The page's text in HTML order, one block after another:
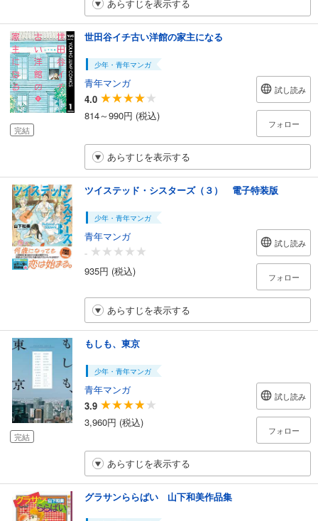
あらすじを表示する
完結
世田谷イチ古い洋館の家主になる
少年・青年マンガ
青年マンガ
4.0
814～990円 (税込)
試し読み
フォロー
あらすじを表示する
ツイステッド・シスターズ（３） 電子特装版
少年・青年マンガ
青年マンガ
-
935円 (税込)
試し読み
フォロー
あらすじを表示する
完結
もしも、東京
少年・青年マンガ
青年マンガ
3.9
3,960円 (税込)
試し読み
フォロー
あらすじを表示する
グラサンららばい 山下和美作品集